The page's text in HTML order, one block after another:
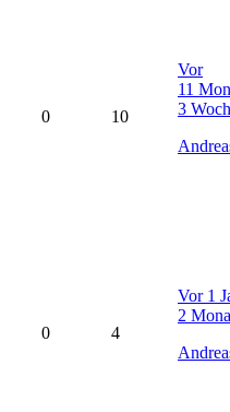
0 10
Vor
11
3
0 4
Vor 1
2